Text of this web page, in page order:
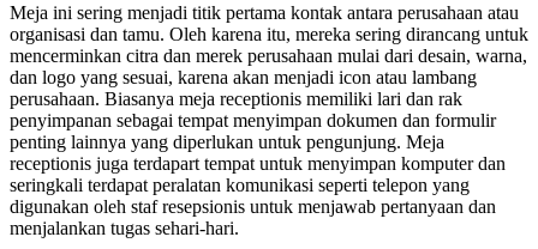
Meja ini sering menjadi titik pertama kontak antara perusahaan atau
organisasi dan tamu. Oleh karena itu, mereka sering dirancang untuk
mencerminkan citra dan merek perusahaan mulai dari desain, warna,
dan logo yang sesuai, karena akan menjadi icon atau lambang
perusahaan. Biasanya meja receptionis memiliki lari dan rak
penyimpanan sebagai tempat menyimpan dokumen dan formulir
penting lainnya yang diperlukan untuk pengunjung. Meja
receptionis juga terdapart tempat untuk menyimpan komputer dan
seringkali terdapat peralatan komunikasi seperti telepon yang
digunakan oleh staf resepsionis untuk menjawab pertanyaan dan
menjalankan tugas sehari-hari.